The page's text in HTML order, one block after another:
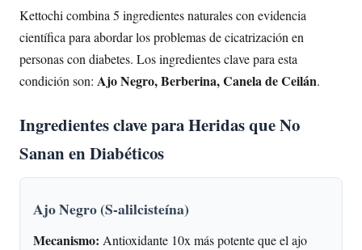
Kettochi combina 5 ingredientes naturales con evidencia
científica para abordar los problemas de cicatrización en
personas con diabetes. Los ingredientes clave para esta
condición son: Ajo Negro, Berberina, Canela de Ceilán.
Ingredientes clave para Heridas que No
Sanan en Diabéticos
Ajo Negro (S-alilcisteína)
Mecanismo: Antioxidante 10x más potente que el ajo